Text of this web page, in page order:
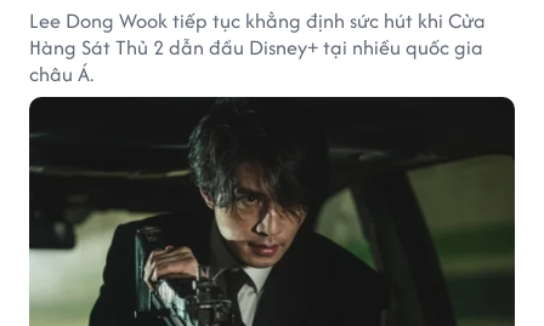
Lee Dong Wook tiếp tục khẳng định sức hút khi Cửa
Hàng Sát Thủ 2 dẫn đầu Disney+ tại nhiều quốc gia
châu Á.